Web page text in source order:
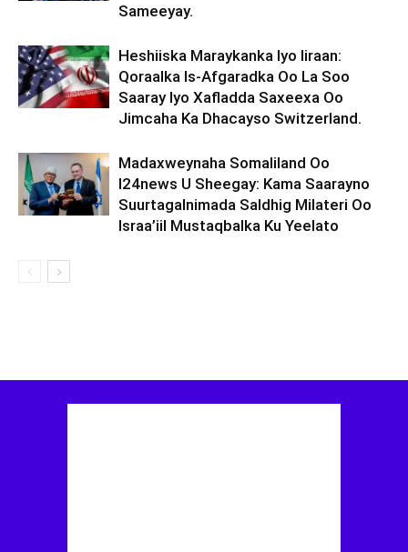
Sameeyay.
Heshiiska Maraykanka Iyo Iiraan:
Qoraalka Is-Afgaradka Oo La Soo
Saaray Iyo Xafladda Saxeexa Oo
Jimcaha Ka Dhacayso Switzerland.
Madaxweynaha Somaliland Oo
I24news U Sheegay: Kama Saarayno
Suurtagalnimada Saldhig Milateri Oo
Israa’iil Mustaqbalka Ku Yeelato